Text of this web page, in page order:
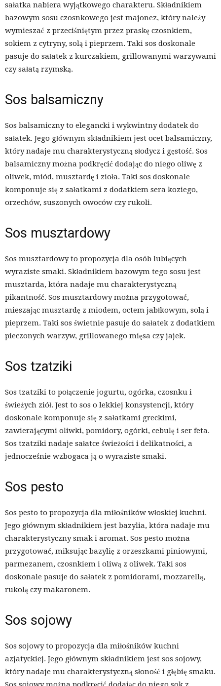
sałatka nabiera wyjątkowego charakteru. Składnikiem
bazowym sosu czosnkowego jest majonez, który należy
wymieszać z przeciśniętym przez praskę czosnkiem,
sokiem z cytryny, solą i pieprzem. Taki sos doskonale
pasuje do sałatek z kurczakiem, grillowanymi warzywami
czy sałatą rzymską.
Sos balsamiczny
Sos balsamiczny to elegancki i wykwintny dodatek do
sałatek. Jego głównym składnikiem jest ocet balsamiczny,
który nadaje mu charakterystyczną słodycz i gęstość. Sos
balsamiczny można podkręcić dodając do niego oliwę z
oliwek, miód, musztardę i zioła. Taki sos doskonale
komponuje się z sałatkami z dodatkiem sera koziego,
orzechów, suszonych owoców czy rukoli.
Sos musztardowy
Sos musztardowy to propozycja dla osób lubiących
wyraziste smaki. Składnikiem bazowym tego sosu jest
musztarda, która nadaje mu charakterystyczną
pikantność. Sos musztardowy można przygotować,
mieszając musztardę z miodem, octem jabłkowym, solą i
pieprzem. Taki sos świetnie pasuje do sałatek z dodatkiem
pieczonych warzyw, grillowanego mięsa czy jajek.
Sos tzatziki
Sos tzatziki to połączenie jogurtu, ogórka, czosnku i
świeżych ziół. Jest to sos o lekkiej konsystencji, który
doskonale komponuje się z sałatkami greckimi,
zawierającymi oliwki, pomidory, ogórki, cebulę i ser feta.
Sos tzatziki nadaje sałatce świeżości i delikatności, a
jednocześnie wzbogaca ją o wyraziste smaki.
Sos pesto
Sos pesto to propozycja dla miłośników włoskiej kuchni.
Jego głównym składnikiem jest bazylia, która nadaje mu
charakterystyczny smak i aromat. Sos pesto można
przygotować, miksując bazylię z orzeszkami piniowymi,
parmezanem, czosnkiem i oliwą z oliwek. Taki sos
doskonale pasuje do sałatek z pomidorami, mozzarellą,
rukolą czy makaronem.
Sos sojowy
Sos sojowy to propozycja dla miłośników kuchni
azjatyckiej. Jego głównym składnikiem jest sos sojowy,
który nadaje mu charakterystyczną słoność i głębię smaku.